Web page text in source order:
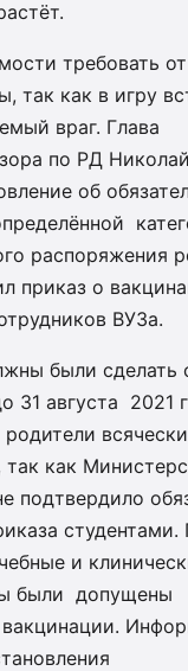
требовать
так как в игру
враг. Глава
по РД
об
распоряжения
приказ о
ВУЗа.
были сделать
31 августа 2021
всячески
так как
подтвердило
и
были допущены